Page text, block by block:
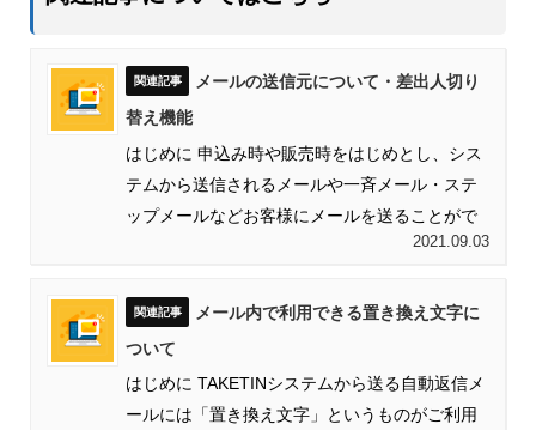
メールの送信元について・差出人切り
替え機能
はじめに 申込み時や販売時をはじめとし、シス
テムから送信されるメールや一斉メール・ステ
ップメールなどお客様にメールを送ることがで
2021.09.03
メール内で利用できる置き換え文字に
ついて
はじめに TAKETINシステムから送る自動返信メ
ールには「置き換え文字」というものがご利用